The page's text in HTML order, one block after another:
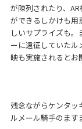
が陳列されたり、
ができるしかけも用
しいサプライズも
ーに遠征していた
映も実施されるとお
残念ながらケンタッ
ルメール騎手のます